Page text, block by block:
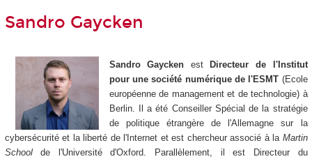
Sandro Gaycken
Sandro Gaycken est
Directeur de l'Institut
pour une société numérique de l'ESMT (Ecole
européenne de management et de technologie) à
Berlin. Il a été Conseiller Spécial de la stratégie
de politique étrangère de l'Allemagne sur la
cybersécurité et la liberté de l'Internet et est chercheur associé à la Martin
Schoolde l'Université d'Oxford. Parallèlement, il est Directeur du